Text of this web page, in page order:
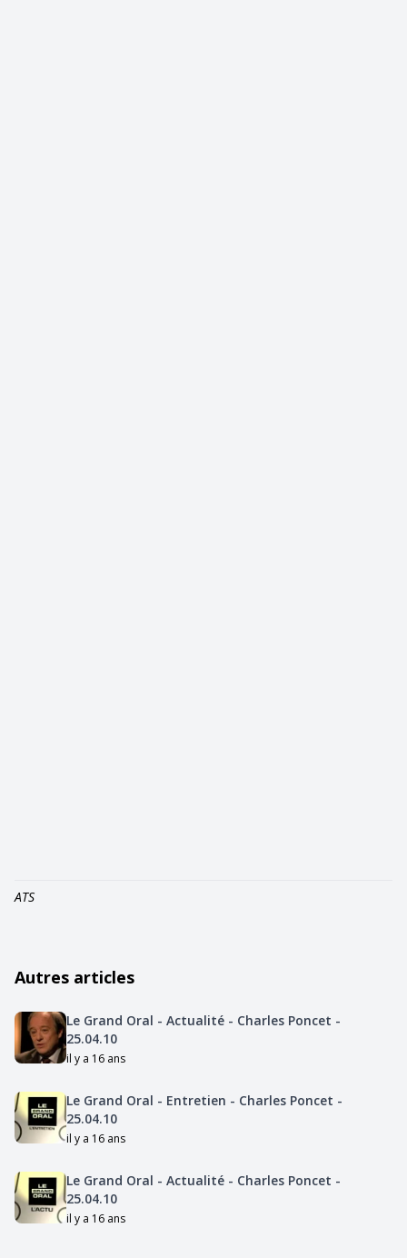
ATS
Autres articles
Le Grand Oral - Actualité - Charles Poncet -
25.04.10
il y a 16 ans
Le Grand Oral - Entretien - Charles Poncet -
25.04.10
il y a 16 ans
Le Grand Oral - Actualité - Charles Poncet -
25.04.10
il y a 16 ans